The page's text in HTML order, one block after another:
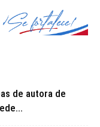
de autora de